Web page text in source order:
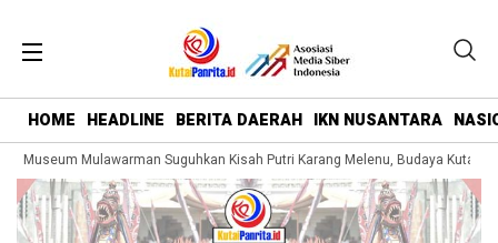
HOME HEADLINE BERITA DAERAH IKN NUSANTARA
Museum Mulawarman Suguhkan Kisah Putri Karang Melenu, Budaya Kutai